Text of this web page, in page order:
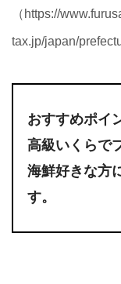
（https://
tax.jp/japan/
おすすめポイ
高級いくらで
海鮮好きな方
す。